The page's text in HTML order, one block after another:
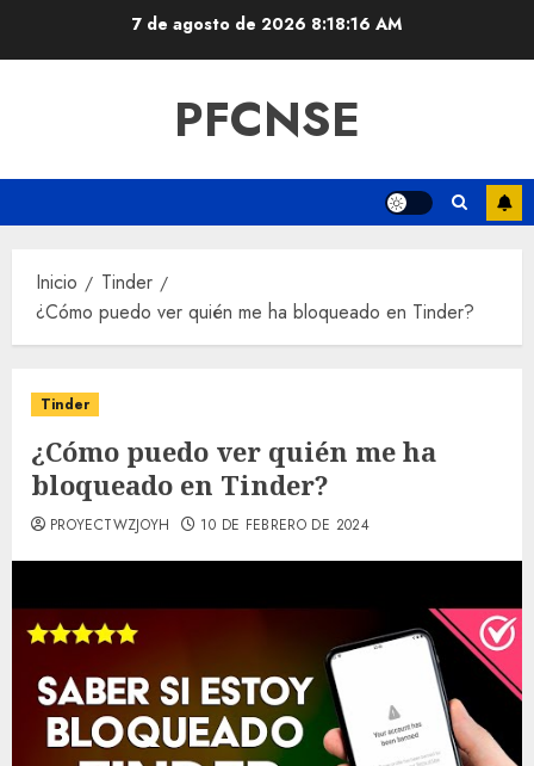
7 de agosto de 2026 8:18:17 AM
PFCNSE
Inicio
Tinder
¿Cómo puedo ver quién me ha bloqueado en Tinder?
Tinder
¿Cómo puedo ver quién me ha
bloqueado en Tinder?
PROYECTWZJOYH 10 DE FEBRERO DE 2024